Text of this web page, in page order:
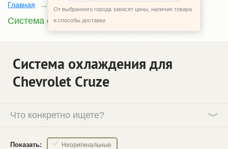
От выбранного города зависят цены, наличие товара
и способы доставки
Главная
Система охлаждения
Система охлаждения для
Chevrolet Cruze
Что конкретно ищете?
Показать: Неоригинальные